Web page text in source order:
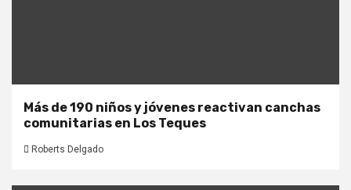
Más de 190 niños y jóvenes reactivan canchas
comunitarias en Los Teques
Roberts Delgado